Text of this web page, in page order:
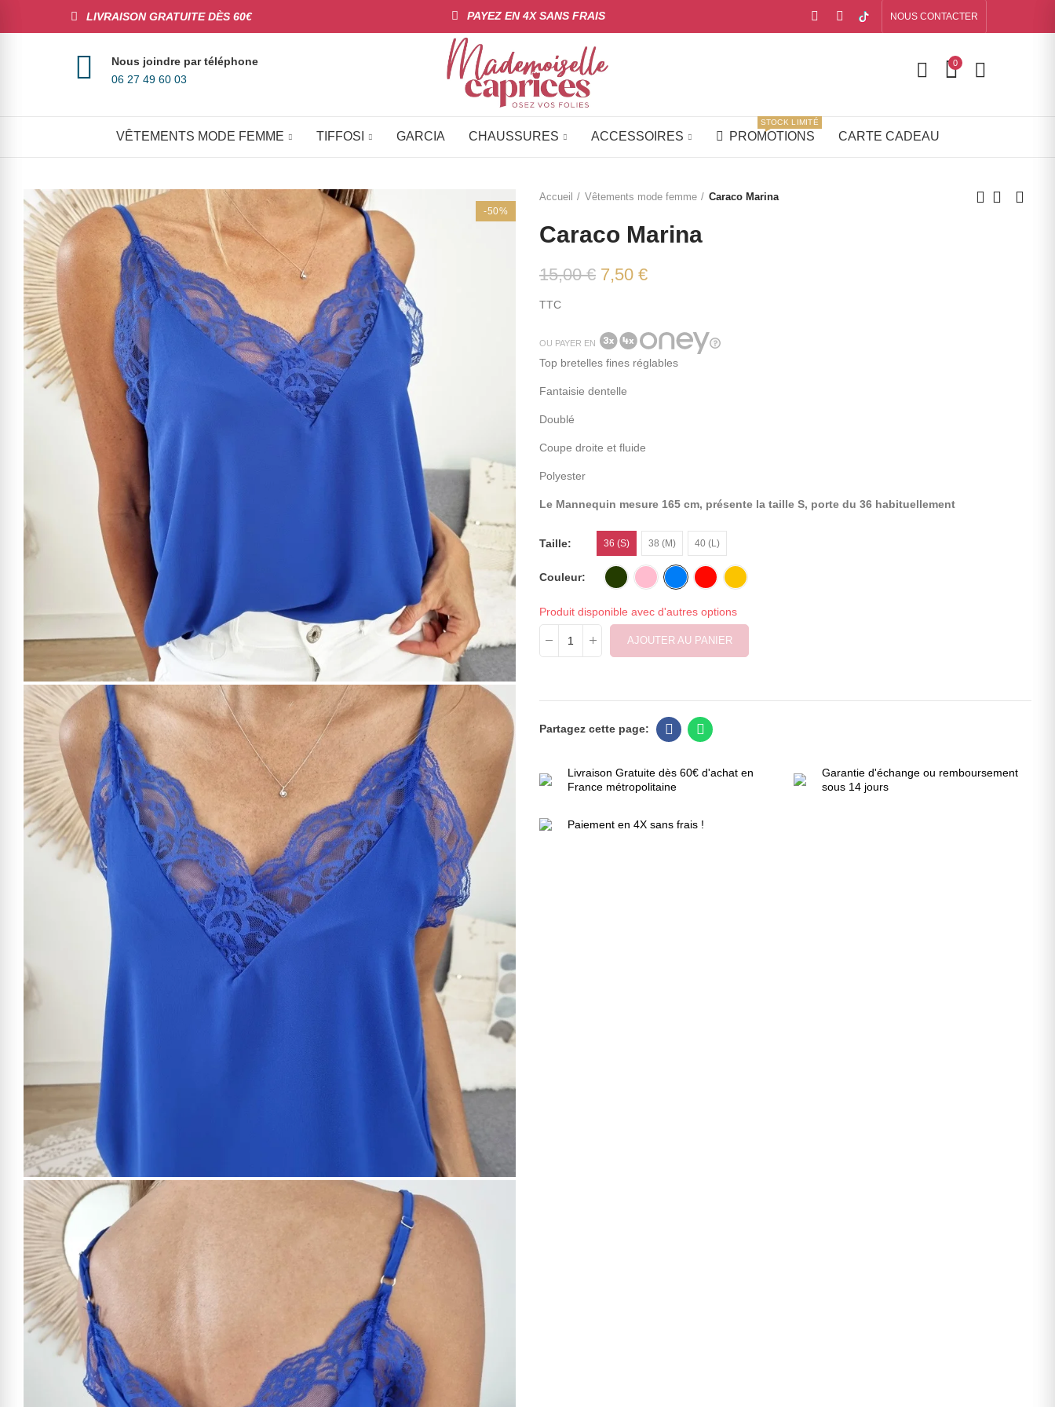
LIVRAISON GRATUITE DÈS 60€ PAYEZ EN 4X SANS FRAIS NOUS CONTACTER
Nous joindre par téléphone
06 27 49 60 03
0
VÊTEMENTS MODE FEMME TIFFOSI GARCIA CHAUSSURES ACCESSOIRES PROMOTIONS
STOCK LIMITÉ
CARTE CADEAU
-50%
Accueil Vêtements mode femme Caraco Marina
Caraco Marina
15,00 € 7,50 €
TTC
OU PAYER EN
Top bretelles fines réglables
Fantaisie dentelle
Doublé
Coupe droite et fluide
Polyester
Le Mannequin mesure 165 cm, présente la taille S, porte du 36 habituellement
Taille 36 (S) 38 (M) 40 (L)
Couleur
Produit disponible avec d'autres options
AJOUTER AU PANIER
Livraison Gratuite dès 60€ d'achat en
France métropolitaine
Garantie d'échange ou remboursement
sous 14 jours
Paiement en 4X sans frais !